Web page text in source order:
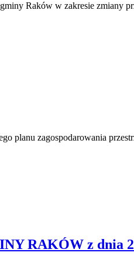
Raków w zakresie
planu zagospodarowania
RAKÓW z dnia